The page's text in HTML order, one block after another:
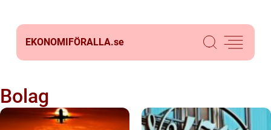
EKONOMIFÖRALLA.se
Bolag